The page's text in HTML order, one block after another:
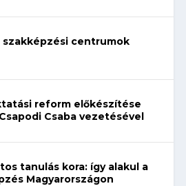
szakképzési centrumok
reform előkészítése
Csaba vezetésével
tanulás kora: így alakul a
Magyarországon